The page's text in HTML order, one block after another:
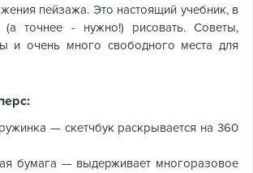
пейзажа. Это настоящий учебник, в
точнее - нужно!) рисовать. Советы,
и очень много свободного места для
— скетчбук раскрывается на 360
бумага — выдерживает многоразовое